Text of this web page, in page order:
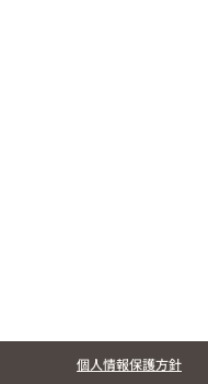
個人情報保護方針